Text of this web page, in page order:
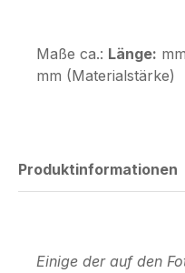
Maße ca.: Länge:
mm (Materialstärke)
Produktinformationen
Einige der auf den